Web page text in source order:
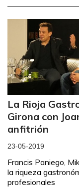
La Rioja
Girona con
anfitrión
23-05-2019
Francis Paniego,
la riqueza
profesionales